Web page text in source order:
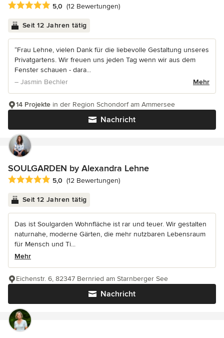
Durchschnittliche Bewertung: 5 von 5 Sternen
5,0 (12 Bewertungen)
Seit 12 Jahren tätig
“Frau Lehne, vielen Dank für die liebevolle Gestaltung unseres
Privatgartens. Wir freuen uns jeden Tag wenn wir aus dem
Fenster schauen - dara...
– Jasmin Bechler
Mehr
Nachricht
14 Projekte in der Region Schondorf am Ammersee
SOULGARDEN by Alexandra Lehne
Durchschnittliche Bewertung: 5 von 5 Sternen
5,0 (12 Bewertungen)
Seit 12 Jahren tätig
Das ist Soulgarden Wohnfläche ist rar und teuer. Wir gestalten
naturnahe, moderne Gärten, die mehr nutzbaren Lebensraum
für Mensch und Ti...
Mehr
Nachricht
Eichenstr. 6, 82347 Bernried am Starnberger See